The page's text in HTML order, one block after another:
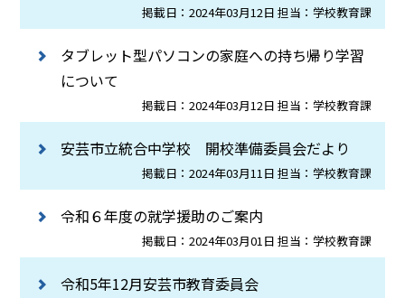
掲載日：2024年03月12日 担当：学校教育課
タブレット型パソコンの家庭への持ち帰り学習
について
掲載日：2024年03月12日 担当：学校教育課
安芸市立統合中学校 開校準備委員会だより
掲載日：2024年03月11日 担当：学校教育課
令和６年度の就学援助のご案内
掲載日：2024年03月01日 担当：学校教育課
令和5年12月安芸市教育委員会